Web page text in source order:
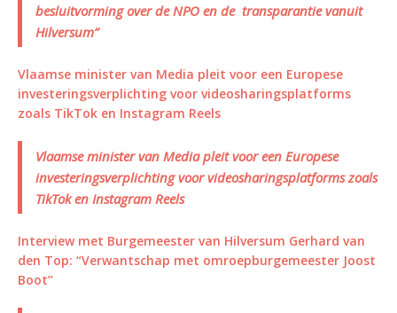
besluitvorming over de NPO en de transparantie vanuit
Hilversum”
Vlaamse minister van Media pleit voor een Europese
investeringsverplichting voor videosharingsplatforms
zoals TikTok en Instagram Reels
Vlaamse minister van Media pleit voor een Europese
investeringsverplichting voor videosharingsplatforms zoals
TikTok en Instagram Reels
Interview met Burgemeester van Hilversum Gerhard van
den Top: “Verwantschap met omroepburgemeester Joost
Boot”